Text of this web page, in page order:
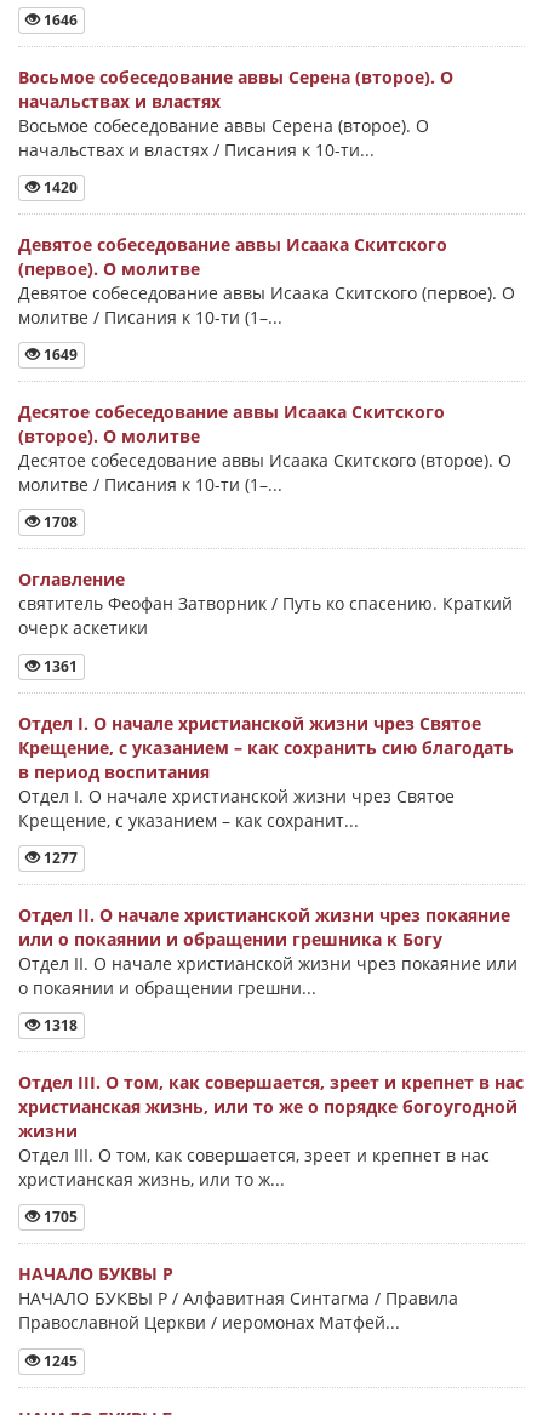
1646
Восьмое собеседование аввы Серена (второе). О
начальствах и властях
Восьмое собеседование аввы Серена (второе). О
начальствах и властях / Писания к 10-ти...
1420
Девятое собеседование аввы Исаака Скитского
(первое). О молитве
Девятое собеседование аввы Исаака Скитского (первое). О
молитве / Писания к 10-ти (1–...
1649
Десятое собеседование аввы Исаака Скитского
(второе). О молитве
Десятое собеседование аввы Исаака Скитского (второе). О
молитве / Писания к 10-ти (1–...
1708
Оглавление
святитель Феофан Затворник / Путь ко спасению. Краткий
очерк аскетики
1361
Отдел I. О начале христианской жизни чрез Святое
Крещение, с указанием – как сохранить сию благодать
в период воспитания
Отдел I. О начале христианской жизни чрез Святое
Крещение, с указанием – как сохранит...
1277
Отдел II. О начале христианской жизни чрез покаяние
или о покаянии и обращении грешника к Богу
Отдел II. О начале христианской жизни чрез покаяние или
о покаянии и обращении грешни...
1318
Отдел III. О том, как совершается, зреет и крепнет в нас
христианская жизнь, или то же о порядке богоугодной
жизни
Отдел III. О том, как совершается, зреет и крепнет в нас
христианская жизнь, или то ж...
1705
НАЧАЛО БУКВЫ Ρ
НАЧАЛО БУКВЫ Ρ / Алфавитная Синтагма / Правила
Православной Церкви / иеромонах Матфей...
1245